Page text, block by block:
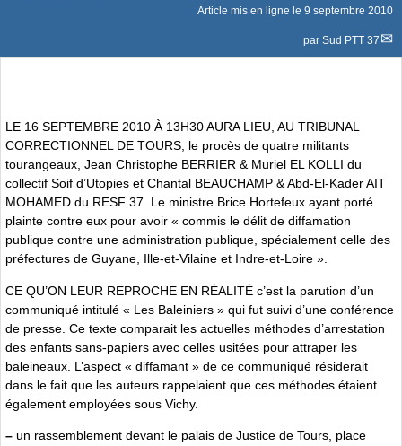
Article mis en ligne le 9 septembre 2010
par Sud PTT 37
LE 16 SEPTEMBRE 2010 À 13H30 AURA LIEU, AU TRIBUNAL
CORRECTIONNEL DE TOURS, le procès de quatre militants
tourangeaux, Jean Christophe BERRIER & Muriel EL KOLLI du
collectif Soif d’Utopies et Chantal BEAUCHAMP & Abd-El-Kader AIT
MOHAMED du RESF 37. Le ministre Brice Hortefeux ayant porté
plainte contre eux pour avoir « commis le délit de diffamation
publique contre une administration publique, spécialement celle des
préfectures de Guyane, Ille-et-Vilaine et Indre-et-Loire ».
CE QU’ON LEUR REPROCHE EN RÉALITÉ c’est la parution d’un
communiqué intitulé « Les Baleiniers » qui fut suivi d’une conférence
de presse. Ce texte comparait les actuelles méthodes d’arrestation
des enfants sans-papiers avec celles usitées pour attraper les
baleineaux. L’aspect « diffamant » de ce communiqué résiderait
dans le fait que les auteurs rappelaient que ces méthodes étaient
également employées sous Vichy.
– un rassemblement devant le palais de Justice de Tours, place